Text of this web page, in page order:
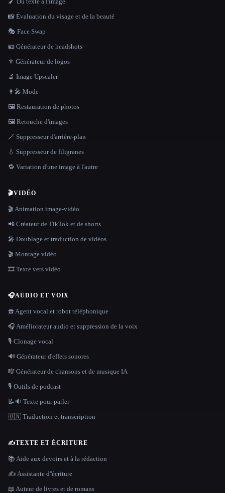
📸 Évaluation du visage et de la beauté
🎭 Face Swap
🪪 Générateur de headshots
⚜️ Générateur de logos
🔬 Image Upscaler
👩‍🎤 Mode
🖼️ Restauration de photos
🖼️ Retouche d'images
🪄 Suppresseur d'arrière-plan
💧 Suppresseur de filigranes
🔁 Variation d'une image à l'autre
🎬VIDÉO
🎬 Animation image-vidéo
📲 Créateur de TikTok et de shorts
🎤 Doublage et traduction de vidéos
🎬 Montage vidéo
🎞️ Texte vers vidéo
🎧AUDIO ET VOIX
☎️ Agent vocal et robot téléphonique
🎧 Améliorateur audio et suppression de la voix
🎙️ Clonage vocal
🔊 Générateur d'effets sonores
🎼 Générateur de chansons et de musique IA
🎙️ Outils de podcast
📝🔉 Texte pour parler
🇺🇳 Traduction et transcription
✍️TEXTE ET ÉCRITURE
📚 Aide aux devoirs et à la rédaction
✍️ Assistante d''écriture
📖 Auteur de livres et de romans